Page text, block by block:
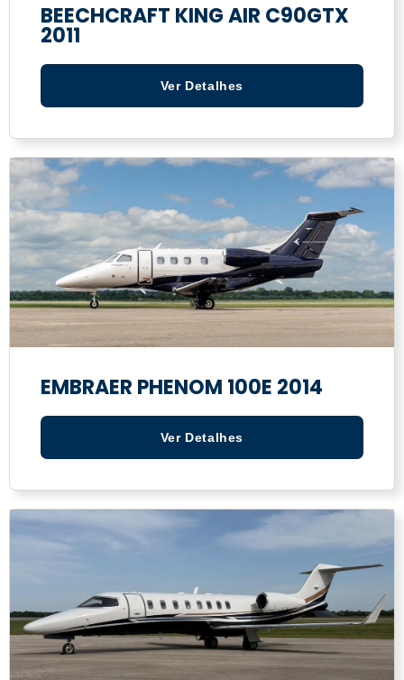
BEECHCRAFT KING AIR C90GTX
2011
Ver Detalhes
EMBRAER PHENOM 100E 2014
Ver Detalhes